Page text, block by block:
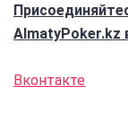
AlmatyPoker.kz
Вконтакте